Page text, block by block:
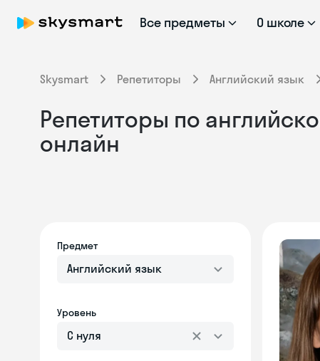
Все предметы О школе
Skysmart Репетиторы Английский язык
Репетиторы по
онлайн
Предмет
Английский язык
Уровень
С нуля